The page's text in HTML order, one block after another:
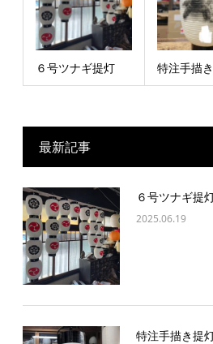
６号ツナギ提灯 特注手描
最新記事
６号ツナギ提
2025.06.19
特注手描き提